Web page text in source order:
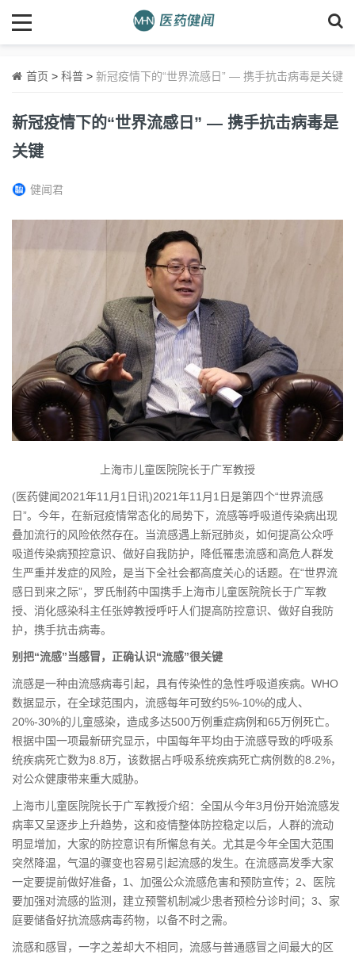
首页 > 科普 > 新冠疫情下的“世界流感日” — 携手抗击病毒是关键
新冠疫情下的“世界流感日” — 携手抗击病毒是
关键
健闻君
上海市儿童医院院长于广军教授
(医药健闻2021年11月1日讯)2021年11月1日是第四个“世界流感
日”。今年，在新冠疫情常态化的局势下，流感等呼吸道传染病出现
叠加流行的风险依然存在。当流感遇上新冠肺炎，如何提高公众呼
吸道传染病预控意识、做好自我防护，降低罹患流感和高危人群发
生严重并发症的风险，是当下全社会都高度关心的话题。 在“世界流
感日到来之际”， 罗氏制药中国携手上海市儿童医院院长于广军教
授、消化感染科主任张婷教授呼吁人们提高防控意识、做好自我防
护，携手抗击病毒。
别把“流感”当感冒，正确认识“流感”很关键
流感是一种由流感病毒引起，具有传染性的急性呼吸道疾病。WHO
数据显示，在全球范围内，流感每年可致约5%-10%的成人、
20%-30%的儿童感染，造成多达500万例重症病例和65万例死亡。
根据中国一项最新研究显示，中国每年平均由于流感导致的呼吸系
统疾病死亡数为8.8万，该数据占呼吸系统疾病死亡病例数的8.2%，
对公众健康带来重大威胁。
上海市儿童医院院长于广军教授介绍：全国从今年3月份开始流感发
病率又呈逐步上升趋势，这和疫情整体防控稳定以后，人群的流动
明显增加，大家的防控意识有所懈怠有关。尤其是今年全国大范围
突然降温，气温的骤变也容易引起流感的发生。在流感高发季大家
一定要提前做好准备，1、加强公众流感危害和预防宣传；2、医院
要加强对流感的监测，建立预警机制减少患者预检分诊时间；3、家
庭要储备好抗流感病毒药物，以备不时之需。
流感和感冒，一字之差却大不相同，流感与普通感冒之间最大的区